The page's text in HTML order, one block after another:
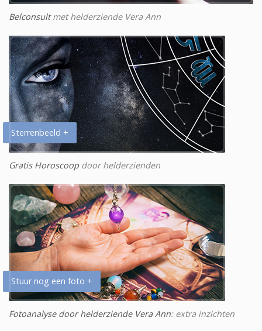
Belconsultmet helderziende Vera Ann
Sterrenbeeld +
Gratis Horoscoopdoor helderzienden
Stuur nog een foto +
Fotoanalyse door helderziende Vera Ann: extra inzichten